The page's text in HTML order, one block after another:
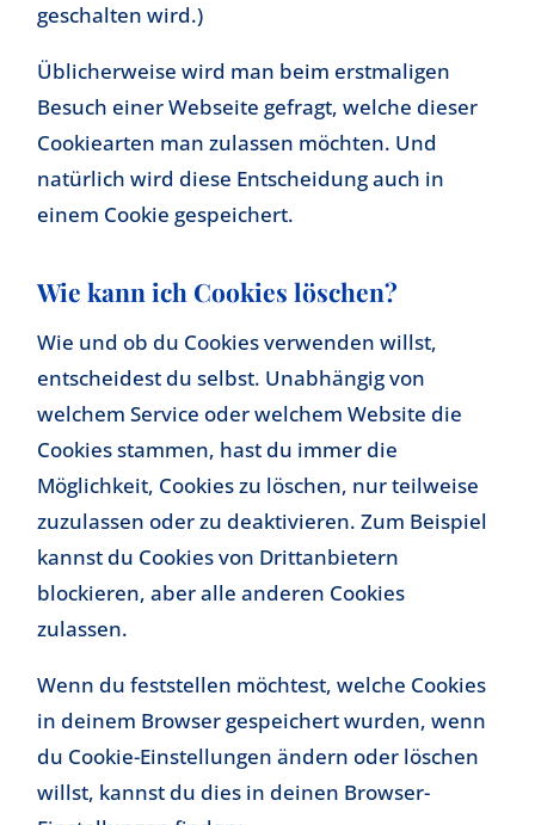
geschalten wird.)
Üblicherweise wird man beim erstmaligen
Besuch einer Webseite gefragt, welche dieser
Cookiearten man zulassen möchten. Und
natürlich wird diese Entscheidung auch in
einem Cookie gespeichert.
Wie kann ich Cookies löschen?
Wie und ob du Cookies verwenden willst,
entscheidest du selbst. Unabhängig von
welchem Service oder welchem Website die
Cookies stammen, hast du immer die
Möglichkeit, Cookies zu löschen, nur teilweise
zuzulassen oder zu deaktivieren. Zum Beispiel
kannst du Cookies von Drittanbietern
blockieren, aber alle anderen Cookies
zulassen.
Wenn du feststellen möchtest, welche Cookies
in deinem Browser gespeichert wurden, wenn
du Cookie-Einstellungen ändern oder löschen
willst, kannst du dies in deinen Browser-